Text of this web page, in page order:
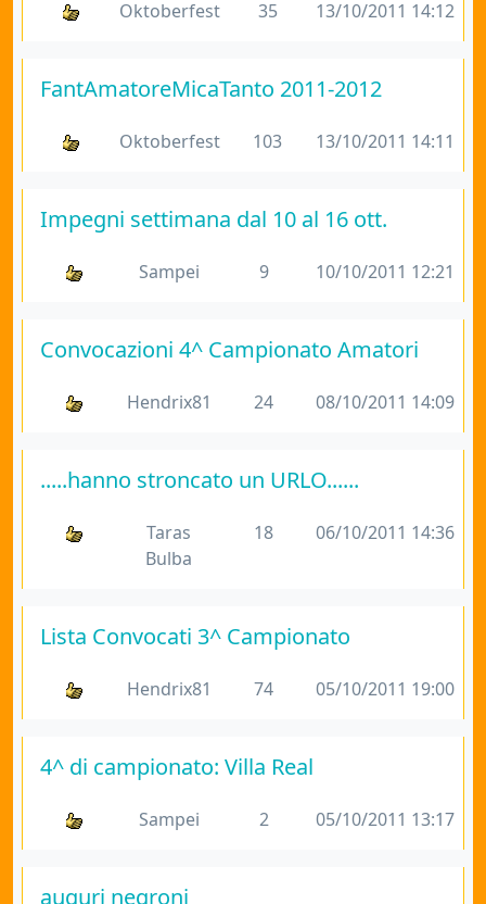
Oktoberfest 35 13/10/2011 14:12
FantAmatoreMicaTanto 2011-2012
Oktoberfest 103 13/10/2011 14:11
Impegni settimana dal 10 al 16 ott.
Sampei 9 10/10/2011 12:21
Convocazioni 4^ Campionato Amatori
Hendrix81 24 08/10/2011 14:09
.....hanno stroncato un URLO......
Taras
Bulba
18 06/10/2011 14:36
Lista Convocati 3^ Campionato
Hendrix81 74 05/10/2011 19:00
4^ di campionato: Villa Real
Sampei 2 05/10/2011 13:17
auguri negroni